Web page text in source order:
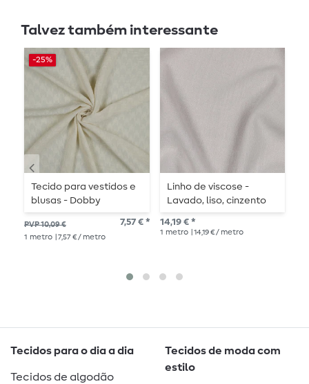
Talvez também interessante
-25%
Tecido para vestidos e
blusas - Dobby
jacquard houndstooth
ecru
PVP 10,09 € 7,57 € *
1 metro | 7,57 € / metro
Linho de viscose -
Lavado, liso, cinzento
claro
14,19 € *
1 metro | 14,19 € / metro
Tecidos para o dia a dia
Tecidos de algodão
Tecidos de moda com
estilo